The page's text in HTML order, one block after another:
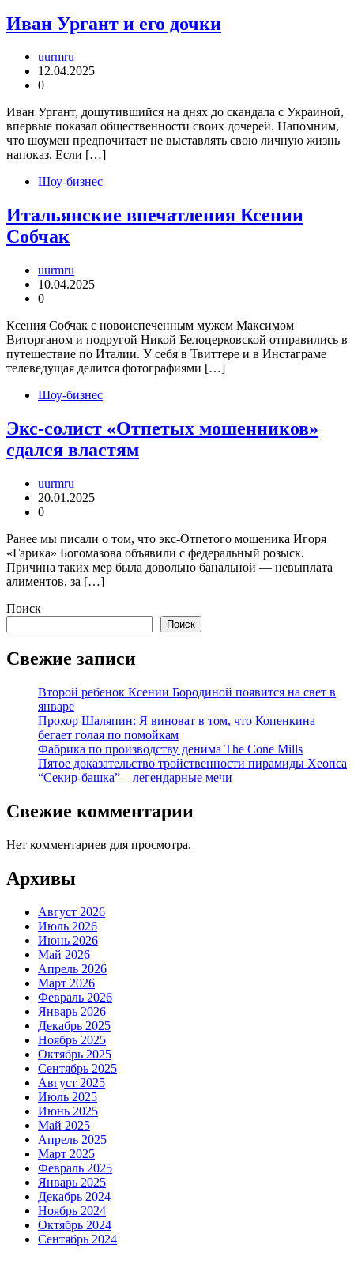
Иван Ургант и его дочки
uurmru
12.04.2025
0
Иван Ургант, дошутившийся на днях до скандала с Украиной,
впервые показал общественности своих дочерей. Напомним,
что шоумен предпочитает не выставлять свою личную жизнь
напоказ. Если […]
Шоу-бизнес
Итальянские впечатления Ксении
Собчак
uurmru
10.04.2025
0
Ксения Собчак с новоиспеченным мужем Максимом
Виторганом и подругой Никой Белоцерковской отправились в
путешествие по Италии. У себя в Твиттере и в Инстаграме
телеведущая делится фотографиями […]
Шоу-бизнес
Экс-солист «Отпетых мошенников»
сдался властям
uurmru
20.01.2025
0
Ранее мы писали о том, что экс-Отпетого мошеника Игоря
«Гарика» Богомазова объявили с федеральный розыск.
Причина таких мер была довольно банальной — невыплата
алиментов, за […]
Поиск
Поиск
Свежие записи
Второй ребенок Ксении Бородиной появится на свет в
январе
Прохор Шаляпин: Я виноват в том, что Копенкина
бегает голая по помойкам
Фабрика по производству денима The Cone Mills
Пятое доказательство тройственности пирамиды Хеопса
“Секир-башка” – легендарные мечи
Свежие комментарии
Нет комментариев для просмотра.
Архивы
Август 2026
Июль 2026
Июнь 2026
Май 2026
Апрель 2026
Март 2026
Февраль 2026
Январь 2026
Декабрь 2025
Ноябрь 2025
Октябрь 2025
Сентябрь 2025
Август 2025
Июль 2025
Июнь 2025
Май 2025
Апрель 2025
Март 2025
Февраль 2025
Январь 2025
Декабрь 2024
Ноябрь 2024
Октябрь 2024
Сентябрь 2024